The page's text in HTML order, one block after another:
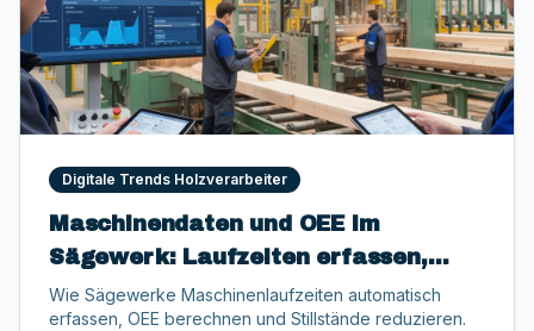
Digitale Trends Holzverarbeiter
Maschinendaten und OEE im
Sägewerk: Laufzeiten erfassen,
Stillstände senken
Wie Sägewerke Maschinenlaufzeiten automatisch
erfassen, OEE berechnen und Stillstände reduzieren.